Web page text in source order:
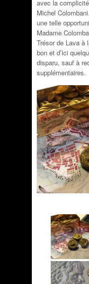
avec la
Michel
une telle
Madame
Trésor de Lava à
bon et d’ici
disparu, sauf à
supplémentaires.